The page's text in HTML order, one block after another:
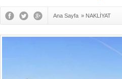
Ana Sayfa » NAKLİYAT